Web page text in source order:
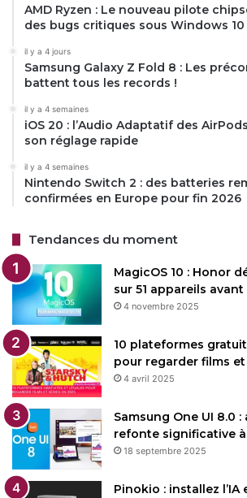
AMD Ryzen : Le nouveau pilote
des bugs critiques sous Windows 10
il y a 4 jours
Samsung Galaxy Z Fold 8 : Les
battent tous les records !
il y a 4 semaines
iOS 20 : l’Audio Adaptatif des
son réglage rapide
il y a 4 semaines
Nintendo Switch 2 : des batteries
confirmées en Europe pour fin 2026
Tendances du moment
MagicOS 10 : Honor
sur 51 appareils
4 novembre 2025
10 plateformes
pour regarder films
4 avril 2025
Samsung One UI 8.0
refonte significative à
18 septembre 2025
Pinokio : installez